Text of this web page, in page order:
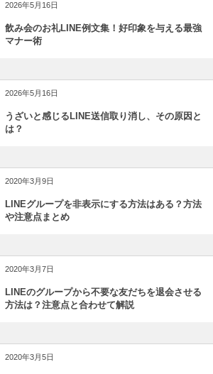
2026年5月16日
飲み会のお礼LINE例文集！好印象を与える最強
マナー術
2026年5月16日
うざいと感じるLINE送信取り消し、その原因と
は？
2020年3月9日
LINEグループを非表示にする方法はある？方法
や注意点まとめ
2020年3月7日
LINEのグループから不要な友だちを退会させる
方法は？注意点と合わせて解説
2020年3月5日